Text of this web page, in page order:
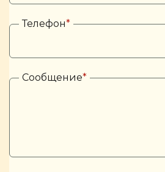
Телефон*
Сообщение*